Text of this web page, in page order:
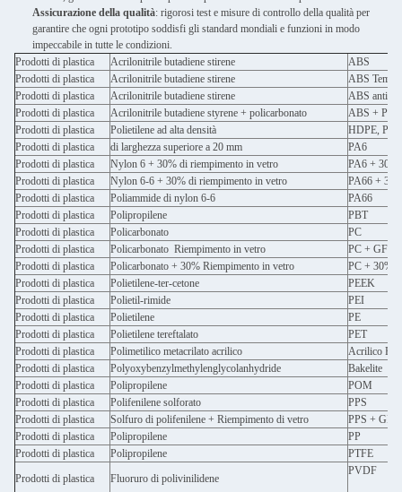
Assicurazione della qualità: rigorosi test e misure di controllo della qualità per
garantire che ogni prototipo soddisfi gli standard mondiali e funzioni in modo
impeccabile in tutte le condizioni.
Prodotti di plastica
Acrilonitrile butadiene stirene
ABS
Prodotti di plastica
Acrilonitrile butadiene stirene
ABS
Prodotti di plastica
Acrilonitrile butadiene stirene
ABS
Prodotti di plastica
Acrilonitrile butadiene styrene + policarbonato
ABS + PC
Prodotti di plastica
Polietilene ad alta densità
HDPE,
Prodotti di plastica
di larghezza superiore a 20 mm
PA6
Prodotti di plastica
Nylon 6 + 30% di riempimento in vetro
PA6 + 30%
Prodotti di plastica
Nylon 6-6 + 30% di riempimento in vetro
PA66 +
Prodotti di plastica
Poliammide di nylon 6-6
PA66
Prodotti di plastica
Polipropilene
PBT
Prodotti di plastica
Policarbonato
PC
Prodotti di plastica
Policarbonato ️ Riempimento in vetro
PC + GF
Prodotti di plastica
Policarbonato + 30% Riempimento in vetro
PC + 30%
Prodotti di plastica
Polietilene-ter-cetone
PEEK
Prodotti di plastica
Polietil-rimide
PEI
Prodotti di plastica
Polietilene
PE
Prodotti di plastica
Polietilene tereftalato
PET
Prodotti di plastica
Polimetilico metacrilato acrilico
Acrilico
Prodotti di plastica
Polyoxybenzylmethylenglycolanhydride
Bakelite
Prodotti di plastica
Polipropilene
POM
Prodotti di plastica
Polifenilene solforato
PPS
Prodotti di plastica
Solfuro di polifenilene + Riempimento di vetro
PPS + GF
Prodotti di plastica
Polipropilene
PP
Prodotti di plastica
Polipropilene
PTFE
Prodotti di plastica
Fluoruro di polivinilidene
PVDF